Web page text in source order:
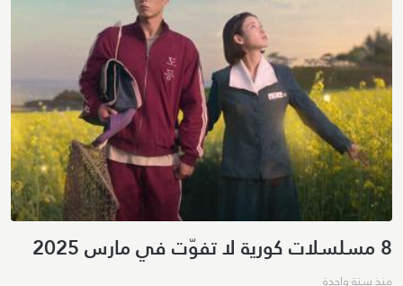
8 مسلسلات كورية لا تفوّت في مارس 2025
منذ سنة واحدة